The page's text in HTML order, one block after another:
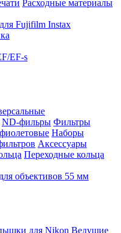
Расходные материалы
Fujifilm Instax
EF-s
ND-фильры Фильтры
Наборы
Аксессуары
Переходные кольца
объективов 55 мм
для Nikon Ведущие